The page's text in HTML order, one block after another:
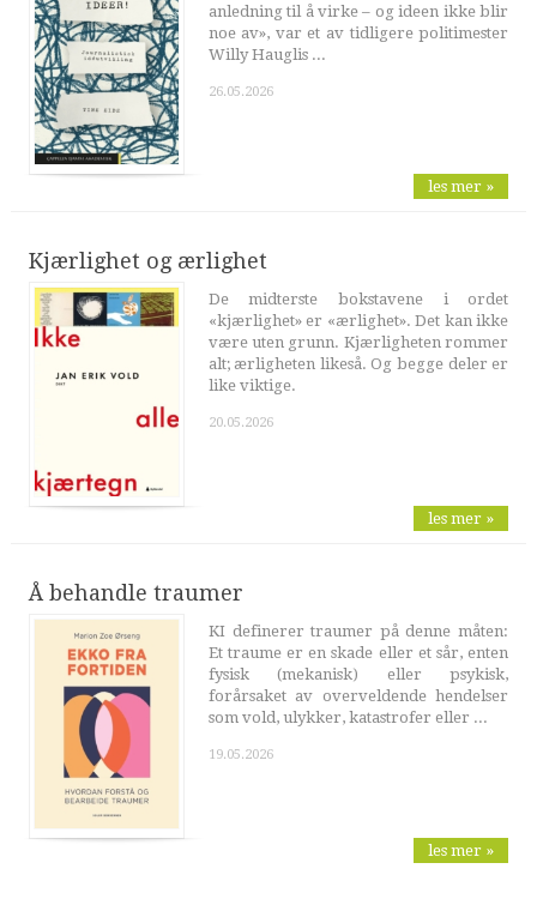
anledning til å virke – og ideen ikke blir
noe av», var et av tidligere politimester
Willy Hauglis ...
26.05.2026
les mer »
Kjærlighet og ærlighet
De midterste bokstavene i ordet
«kjærlighet» er «ærlighet». Det kan ikke
være uten grunn. Kjærligheten rommer
alt; ærligheten likeså. Og begge deler er
like viktige.
20.05.2026
les mer »
Å behandle traumer
KI definerer traumer på denne måten:
Et traume er en skade eller et sår, enten
fysisk (mekanisk) eller psykisk,
forårsaket av overveldende hendelser
som vold, ulykker, katastrofer eller ...
19.05.2026
les mer »